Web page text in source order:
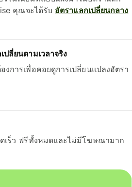
คุณจะได้รับ อัตราแลกเปลี่ยนกลาง
ปลี่ยนตามเวลาจริง
งการเพื่อคอยดูการเปลี่ยนแปลงอัตรา
เร็ว ฟรีทั้งหมดและไม่มีโฆษณามาก